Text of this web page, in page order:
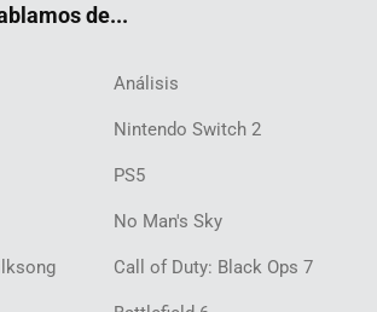
de...
Análisis
Nintendo Switch 2
PS5
No Man's Sky
Call of Duty: Black Ops 7